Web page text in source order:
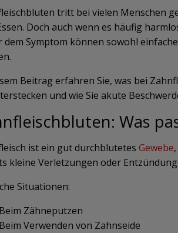
tritt bei vielen Menschen
Doch auch wenn es häufig
dem Symptom können sowohl
Beitrag erfahren Sie, was bei
und wie Sie akute
Was
ist ein gut durchblutetes Gewebe
kleine Verletzungen oder
Situationen:
Beim Zähneputzen
Beim Verwenden von Zahnseide